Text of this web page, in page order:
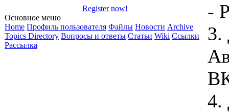
Register now!
Основное меню
Home Профиль пользователя Файлы Новости Archive
Topics Directory Вопросы и ответы Статьи Wiki Ссылки
Рассылка
-
3.
4.